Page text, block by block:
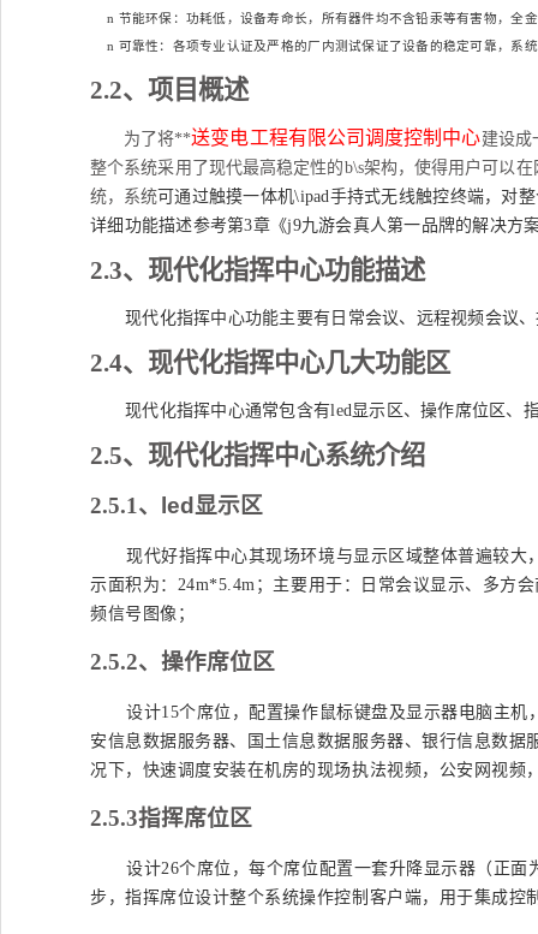
n 节能环保：功耗低，设备寿命长，所有器件均不含铅汞等有害物，全
n 可靠性：各项专业认证及严格的厂内测试保证了设备的稳定可靠，系
2.2、项目概述
为了将**送变电工程有限公司调度控制中心建设成
整个系统采用了现代最高稳定性的b\s架构，使得用户可以
统，系统可通过触摸一体机\ipad手持式无线触控终端， 对
详细功能描述参考第3章《j9九游会真人第一品牌的解决方
2.3、现代化指挥中心功能描述
现代化指挥中心功能主要有日常会议、远程视频会议
2.4、现代化指挥中心几大功能区
现代化指挥中心通常包含有led显示区、操作席位区、
2.5、现代化指挥中心系统介绍
2.5.1、 led显示区
现代好指挥中心其现场环境与显示区域整体普遍较
示面积为：24m*5.4m；主要用于：日常会议显示、多方
频信号图像；
2.5.2、操作席位区
设计15个席位，配置操作鼠标键盘及显示器电脑主
安信息数据服务器、国土信息数据服务器、银行信息数
况下，快速调度安装在机房的现场执法视频，公安网视
2.5.3指挥席位区
设计26个席位，每个席位配置一套升降显示器（正
步，指挥席位设计整个系统操作控制客户端，用于集成